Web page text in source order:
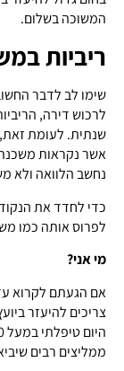
המשוכה בשלום.
ריביות
שימו לב לדבר
שנתית. לעומת
אשר נקראות
נחשב הלוואה ולא
כדי לחדד את
לפרוס אותה כמו משכנתא עד 30 שנה. אבל
מי אני?
אם הגעתם לקרוא
צריכים להיעזר
ממליצים רבים